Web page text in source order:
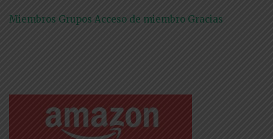
Miembros Grupos Acceso de miembro Gracias